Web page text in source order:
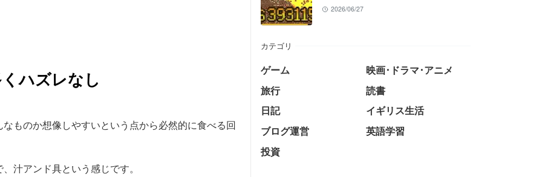
ハズレなし
ものか想像しやすいという点から必然的に食べる回
汁アンド具という感じです。
2026/06/27
カテゴリ
ゲーム
映画･ドラマ･アニメ
旅行
読書
日記
イギリス生活
ブログ運営
英語学習
投資